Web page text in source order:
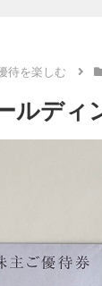
待を楽しむ
ルディ